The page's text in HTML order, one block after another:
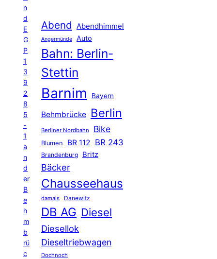
n
d
E
G
P
1
3
9
2
8
5
-
1
a
n
d
er
B
e
h
m
b
rü
c
Abend Abendhimmel
Angermünde Auto
Bahn: Berlin-
Stettin
Barnim Bayern
Behmbrücke Berlin
Berliner Nordbahn Bike
Blumen BR 112 BR 243
Brandenburg Britz
Bäcker
Chausseehaus
damals Danewitz
DB AG Diesel
Diesellok
Dieseltriebwagen
Dochnoch